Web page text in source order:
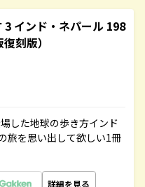
3 インド・ネパール 198
刻版）
した地球の歩き方インド
旅を思い出して欲しい1冊
詳細を見る